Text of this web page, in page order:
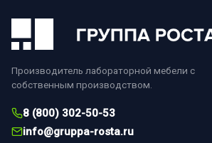
Производитель лабораторной мебели с
собственным производством.
8 (800) 302-50-53
info@gruppa-rosta.ru